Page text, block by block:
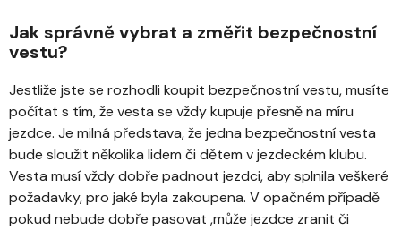
Jak správně vybrat a změřit bezpečnostní
vestu?
Jestliže jste se rozhodli koupit bezpečnostní vestu, musíte
počítat s tím, že vesta se vždy kupuje přesně na míru
jezdce. Je milná představa, že jedna bezpečnostní vesta
bude sloužit několika lidem či dětem v jezdeckém klubu.
Vesta musí vždy dobře padnout jezdci, aby splnila veškeré
požadavky, pro jaké byla zakoupena. V opačném případě
pokud nebude dobře pasovat ,může jezdce zranit či